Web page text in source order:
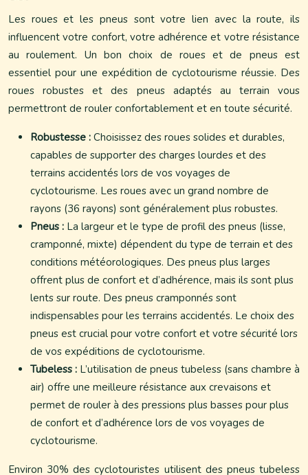
Les roues et les pneus sont votre lien avec la route, ils
influencent votre confort, votre adhérence et votre résistance
au roulement. Un bon choix de roues et de pneus est
essentiel pour une expédition de cyclotourisme réussie. Des
roues robustes et des pneus adaptés au terrain vous
permettront de rouler confortablement et en toute sécurité.
Robustesse : Choisissez des roues solides et durables,
capables de supporter des charges lourdes et des
terrains accidentés lors de vos voyages de
cyclotourisme. Les roues avec un grand nombre de
rayons (36 rayons) sont généralement plus robustes.
Pneus : La largeur et le type de profil des pneus (lisse,
cramponné, mixte) dépendent du type de terrain et des
conditions météorologiques. Des pneus plus larges
offrent plus de confort et d’adhérence, mais ils sont plus
lents sur route. Des pneus cramponnés sont
indispensables pour les terrains accidentés. Le choix des
pneus est crucial pour votre confort et votre sécurité lors
de vos expéditions de cyclotourisme.
Tubeless : L’utilisation de pneus tubeless (sans chambre à
air) offre une meilleure résistance aux crevaisons et
permet de rouler à des pressions plus basses pour plus
de confort et d’adhérence lors de vos voyages de
cyclotourisme.
Environ 30% des cyclotouristes utilisent des pneus tubeless